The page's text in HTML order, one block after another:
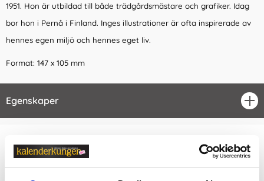
1951. Hon är utbildad till både trädgårdsmästare och grafiker. Idag
bor hon i Pernå i Finland. Inges illustrationer är ofta inspirerade av
hennes egen miljö och hennes eget liv.
Format: 147 x 105 mm
Egenskaper
Relaterade kategorier